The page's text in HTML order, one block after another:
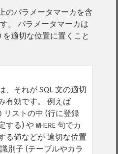
のパラメータマーカを含
。 パラメータマーカは
を適切な位置に置くこと
、それが SQL 文の適切
有効です。 例えば
リストの中 (行に登録
する) や WHERE 句でカ
る値などが 適切な位置
別子 (テーブルやカラ